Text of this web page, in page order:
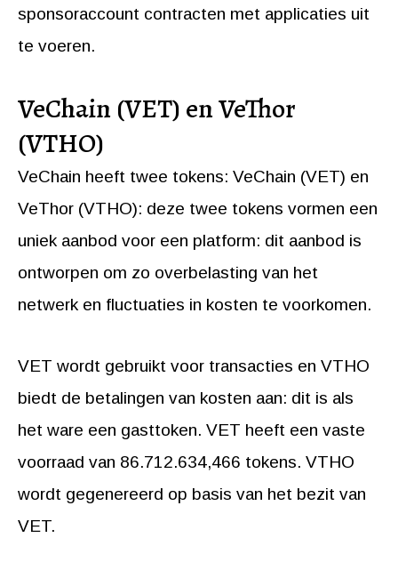
sponsoraccount contracten met applicaties uit
te voeren.
VeChain (VET) en VeThor
(VTHO)
VeChain heeft twee tokens: VeChain (VET) en
VeThor (VTHO): deze twee tokens vormen een
uniek aanbod voor een platform: dit aanbod is
ontworpen om zo overbelasting van het
netwerk en fluctuaties in kosten te voorkomen.
VET wordt gebruikt voor transacties en VTHO
biedt de betalingen van kosten aan: dit is als
het ware een gasttoken. VET heeft een vaste
voorraad van 86.712.634,466 tokens. VTHO
wordt gegenereerd op basis van het bezit van
VET.